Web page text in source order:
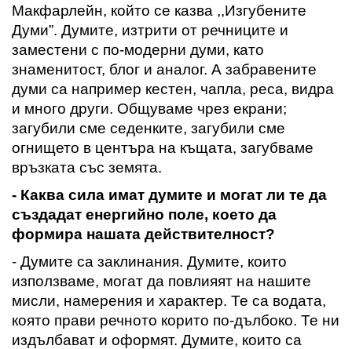
Макфарлейн, който се казва ,,Изгубените
Думи”. Думите, изтрити от речниците и
заместени с по-модерни думи, като
знаменитост, блог и аналог. А забравените
думи са например кестен, чапла, реса, видра
и много други. Общуваме чрез екрани;
загубили сме седенките, загубили сме
огнището в центъра на къщата, загубваме
връзката със земята.
- Каква сила имат думите и могат ли те да
създадат енергийно поле, което да
формира нашата действителност?
- Думите са заклинания. Думите, които
използваме, могат да повлияят на нашите
мисли, намерения и характер. Те са водата,
която прави речното корито по-дълбоко. Те ни
издълбават и оформят. Думите, които са